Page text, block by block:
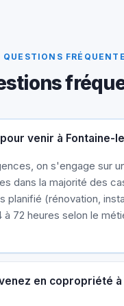
QUESTIONS
venir à Fontaine-
on s'engage sur
dans la majorité des
planifié (rénovation,
72 heures selon le
en copropriété à